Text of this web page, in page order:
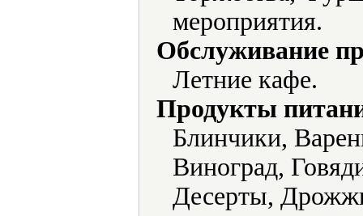
мероприятия.
Обслуживание
Летние кафе.
Продукты
Блинчики,
Виноград,
Десерты,